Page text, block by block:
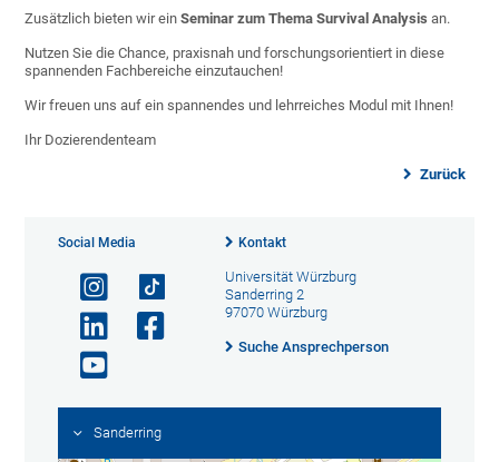
Zusätzlich bieten wir einSeminar zum Thema Survival Analysis an.
Nutzen Sie die Chance, praxisnah und forschungsorientiert in diese
spannenden Fachbereiche einzutauchen!
Wir freuen uns auf ein spannendes und lehrreiches Modul mit Ihnen!
Ihr Dozierendenteam
Zurück
Social Media Kontakt
Universität Würzburg
Sanderring 2
97070 Würzburg
Suche Ansprechperson
Sanderring